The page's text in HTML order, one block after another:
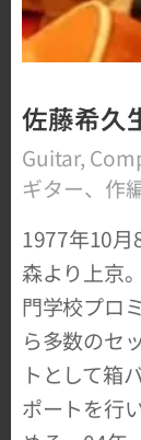
佐藤希
Guitar,
ギター、作
1977年10月
森より上京
門学校プロ
ら多数のセ
トとして箱
ポートを行